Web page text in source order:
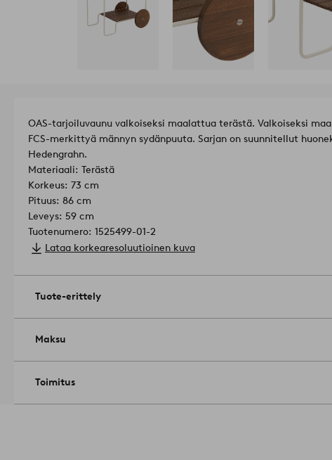
OAS-tarjoiluvaunu valkoiseksi maalattua terästä. Valkoiseksi
FCS-merkittyä männyn sydänpuuta. Sarjan on suunnitellut
Hedengrahn.
Materiaali: Terästä
Korkeus: 73 cm
Pituus: 86 cm
Leveys: 59 cm
Tuotenumero: 1525499-01-2
Lataa korkearesoluutioinen kuva
Tuote-erittely
Maksu
Toimitus